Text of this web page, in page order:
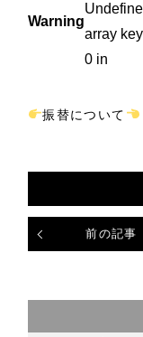
Warning
array key
0 in
振替について
前の記事